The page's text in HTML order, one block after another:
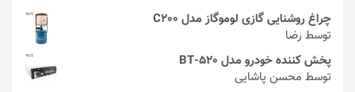
چراغ روشنایی گازی لوموگاز مدل C200
توسط رضا
پخش کننده خودرو مدل 520-BT
توسط محسن پاشایی